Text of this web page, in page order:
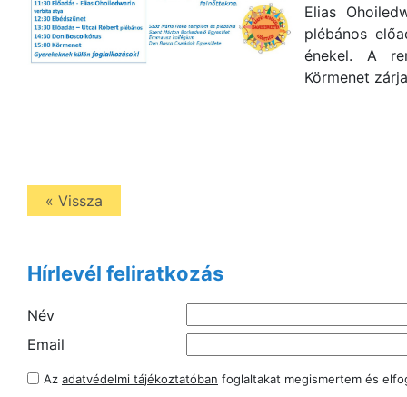
Elias
plébános
énekel. A
Körmenet
« Vissza
Hírlevél feliratkozás
Név
Email
Az adatvédelmi tájékoztatóban foglaltakat megismertem és